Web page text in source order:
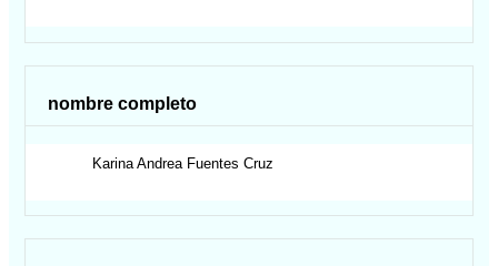
nombre completo
Karina Andrea Fuentes Cruz